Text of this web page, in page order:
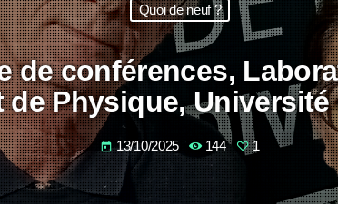
Quoi de neuf ?
de conférences,
de Physique,
today 13/10/2025 144 1